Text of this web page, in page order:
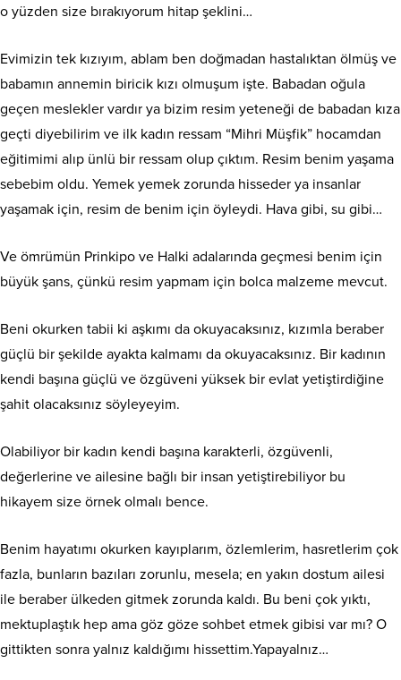
o yüzden size bırakıyorum hitap şeklini…
Evimizin tek kızıyım, ablam ben doğmadan hastalıktan ölmüş ve
babamın annemin biricik kızı olmuşum işte. Babadan oğula
geçen meslekler vardır ya bizim resim yeteneği de babadan kıza
geçti diyebilirim ve ilk kadın ressam “Mihri Müşfik” hocamdan
eğitimimi alıp ünlü bir ressam olup çıktım. Resim benim yaşama
sebebim oldu. Yemek yemek zorunda hisseder ya insanlar
yaşamak için, resim de benim için öyleydi. Hava gibi, su gibi…
Ve ömrümün Prinkipo ve Halki adalarında geçmesi benim için
büyük şans, çünkü resim yapmam için bolca malzeme mevcut.
Beni okurken tabii ki aşkımı da okuyacaksınız, kızımla beraber
güçlü bir şekilde ayakta kalmamı da okuyacaksınız. Bir kadının
kendi başına güçlü ve özgüveni yüksek bir evlat yetiştirdiğine
şahit olacaksınız söyleyeyim.
Olabiliyor bir kadın kendi başına karakterli, özgüvenli,
değerlerine ve ailesine bağlı bir insan yetiştirebiliyor bu
hikayem size örnek olmalı bence.
Benim hayatımı okurken kayıplarım, özlemlerim, hasretlerim çok
fazla, bunların bazıları zorunlu, mesela; en yakın dostum ailesi
ile beraber ülkeden gitmek zorunda kaldı. Bu beni çok yıktı,
mektuplaştık hep ama göz göze sohbet etmek gibisi var mı? O
gittikten sonra yalnız kaldığımı hissettim.Yapayalnız…